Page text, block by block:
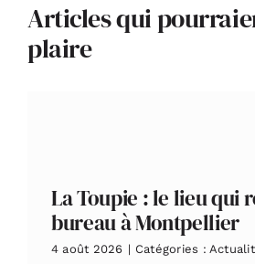
Articles qui
plaire
La Toupie : le lieu qui
bureau à Montpellier
4 août 2026 | Catégories :